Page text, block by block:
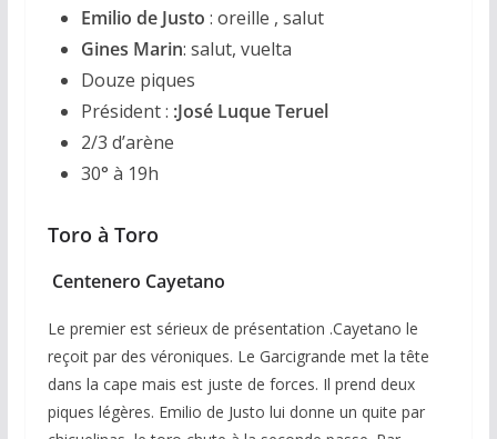
Emilio de Justo : oreille , salut
Gines Marin: salut, vuelta
Douze piques
Président : :José Luque Teruel
2/3 d’arène
30° à 19h
Toro à Toro
Centenero Cayetano
Le premier est sérieux de présentation .Cayetano le
reçoit par des véroniques. Le Garcigrande met la tête
dans la cape mais est juste de forces. Il prend deux
piques légères. Emilio de Justo lui donne un quite par